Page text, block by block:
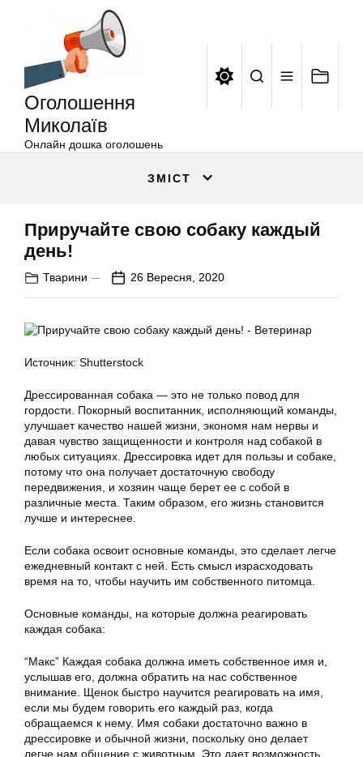
Оголошення
Миколаїв
Онлайн дошка оголошень
ЗМІСТ
Приручайте свою собаку каждый
день!
Тварини 26 Вересня, 2020
Источник: Shutterstock
Дрессированная собака — это не только повод для
гордости. Покорный воспитанник, исполняющий команды,
улучшает качество нашей жизни, экономя нам нервы и
давая чувство защищенности и контроля над собакой в
любых ситуациях. Дрессировка идет для пользы и собаке,
потому что она получает достаточную свободу
передвижения, и хозяин чаще берет ее с собой в
различные места. Таким образом, его жизнь становится
лучше и интереснее.
Если собака освоит основные команды, это сделает легче
ежедневный контакт с ней. Есть смысл израсходовать
время на то, чтобы научить им собственного питомца.
Основные команды, на которые должна реагировать
каждая собака:
“Макс” Каждая собака должна иметь собственное имя и,
услышав его, должна обратить на нас собственное
внимание. Щенок быстро научится реагировать на имя,
если мы будем говорить его каждый раз, когда
обращаемся к нему. Имя собаки достаточно важно в
дрессировке и обычной жизни, поскольку оно делает
легче нам общение с животным. Это дает возможность